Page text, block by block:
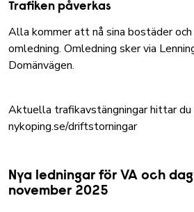
Trafiken påverkas
Alla kommer att nå sina bostäder
omledning. Omledning sker via
Domänvägen.
Aktuella trafikavstängningar hittar du
nykoping.se/driftstorningar
Nya ledningar för VA och
november 2025